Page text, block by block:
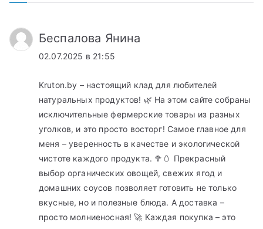
Беспалова Янина
02.07.2025 в 21:55
Kruton.by – настоящий клад для любителей
натуральных продуктов! 🌿 На этом сайте собраны
исключительные фермерские товары из разных
уголков, и это просто восторг! Самое главное для
меня – уверенность в качестве и экологической
чистоте каждого продукта. 🥦🥚 Прекрасный
выбор органических овощей, свежих ягод и
домашних соусов позволяет готовить не только
вкусные, но и полезные блюда. А доставка –
просто молниеносная! 🚀 Каждая покупка – это